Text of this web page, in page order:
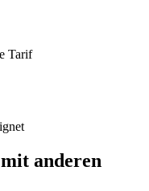
Tarif
anderen